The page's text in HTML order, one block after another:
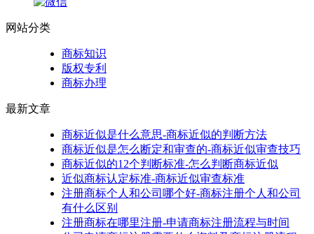
网站分类
商标知识
版权专利
商标办理
最新文章
商标近似是什么意思-商标近似的判断方法
商标近似是怎么断定和审查的-商标近似审查技巧
商标近似的12个判断标准-怎么判断商标近似
近似商标认定标准-商标近似审查标准
注册商标个人和公司哪个好-商标注册个人和公司
有什么区别
注册商标在哪里注册-申请商标注册流程与时间